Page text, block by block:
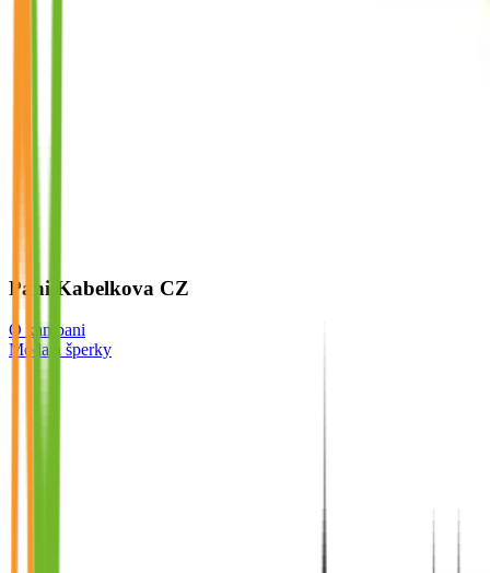
Pani Kabelkova CZ
O kampani
Móda a šperky